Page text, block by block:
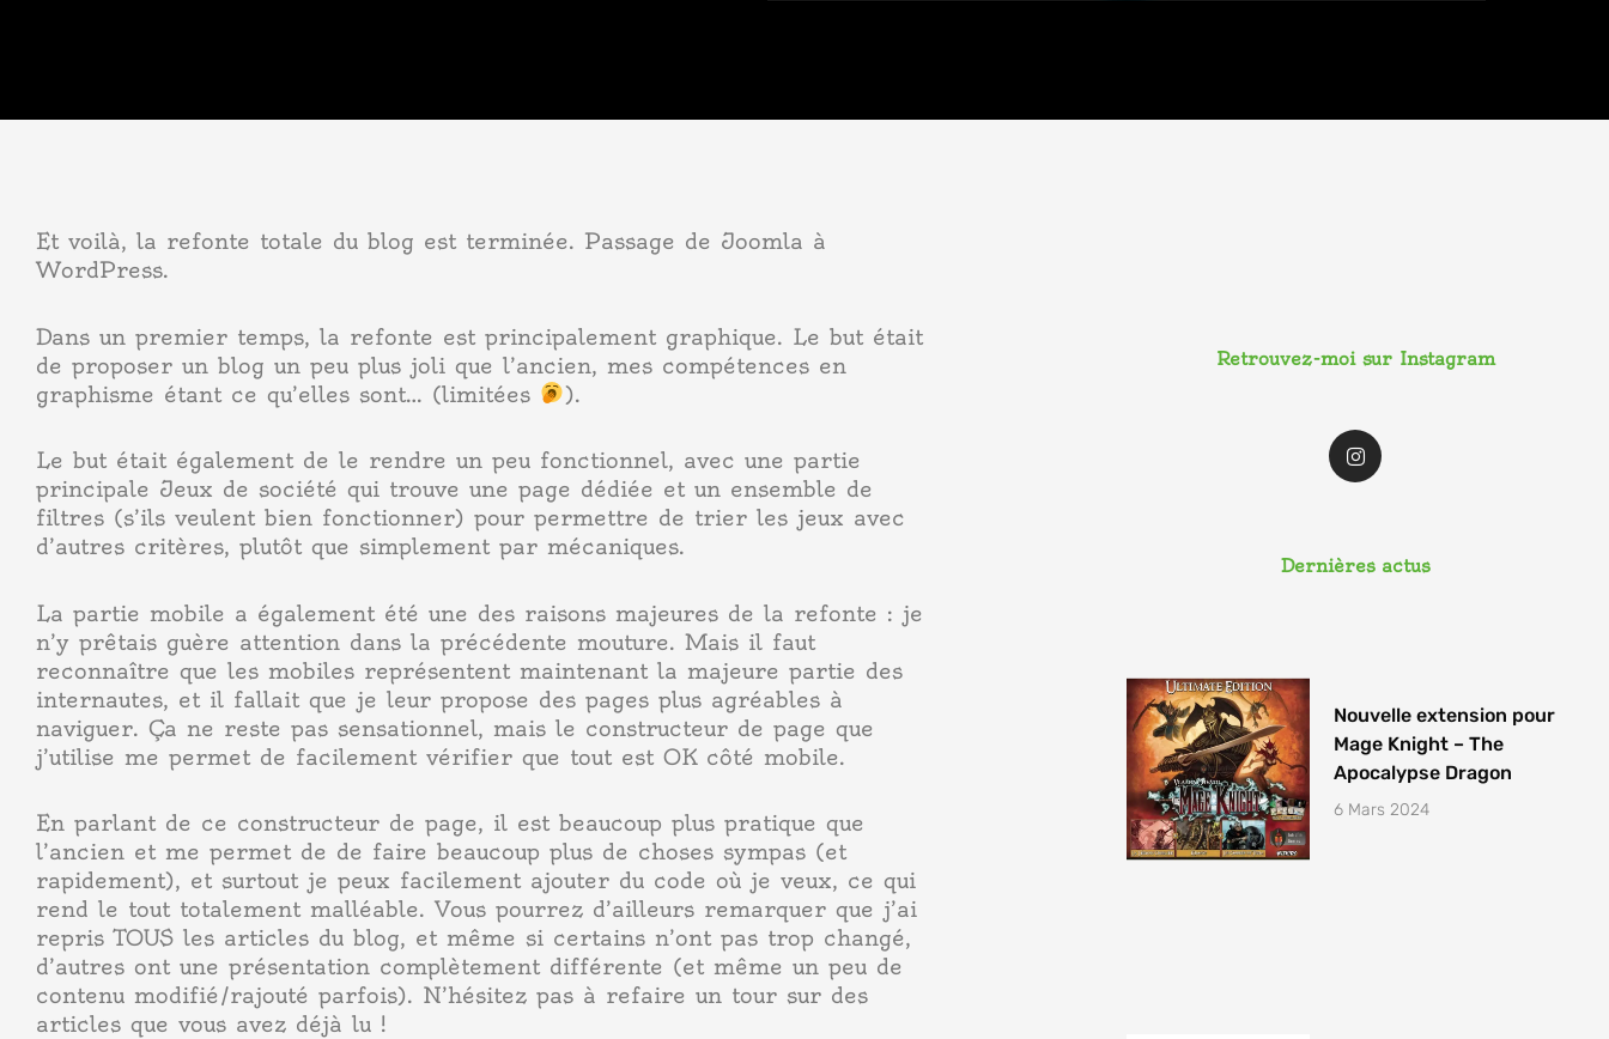
Et voilà, la refonte totale du blog est terminée. Passage de Joomla à
WordPress.
Dans un premier temps, la refonte est principalement graphique. Le but était
de proposer un blog un peu plus joli que l’ancien, mes compétences en
graphisme étant ce qu’elles sont… (limitées
).
Le but était également de le rendre un peu fonctionnel, avec une partie
principale Jeux de société qui trouve une page dédiée et un ensemble de
filtres (s’ils veulent bien fonctionner) pour permettre de trier les jeux avec
d’autres critères, plutôt que simplement par mécaniques.
La partie mobile a également été une des raisons majeures de la refonte : je
n’y prêtais guère attention dans la précédente mouture. Mais il faut
reconnaître que les mobiles représentent maintenant la majeure partie des
internautes, et il fallait que je leur propose des pages plus agréables à
naviguer. Ça ne reste pas sensationnel, mais le constructeur de page que
j’utilise me permet de facilement vérifier que tout est OK côté mobile.
En parlant de ce constructeur de page, il est beaucoup plus pratique que
l’ancien et me permet de de faire beaucoup plus de choses sympas (et
rapidement), et surtout je peux facilement ajouter du code où je veux, ce qui
rend le tout totalement malléable. Vous pourrez d’ailleurs remarquer que j’ai
repris TOUS les articles du blog, et même si certains n’ont pas trop changé,
d’autres ont une présentation complètement différente (et même un peu de
contenu modifié/rajouté parfois). N’hésitez pas à refaire un tour sur des
articles que vous avez déjà lu !
Retrouvez-moi sur Instagram
n
s
t
a
m
Dernières actus
Nouvelle extension pour
Mage Knight – The
Apocalypse Dragon
6 Mars 2024